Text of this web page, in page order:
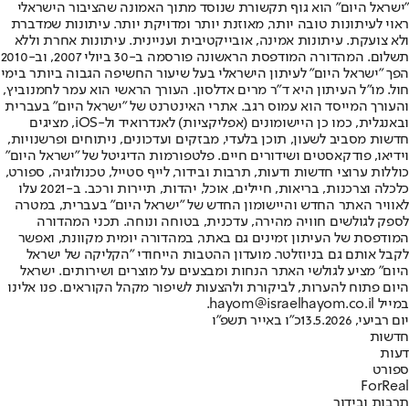
"ישראל היום" הוא גוף תקשורת שנוסד מתוך האמונה שהציבור הישראלי
ראוי לעיתונות טובה יותר, מאוזנת יותר ומדויקת יותר. עיתונות שמדברת
ולא צועקת. עיתונות אמינה, אובייקטיבית ועניינית. עיתונות אחרת וללא
תשלום. המהדורה המודפסת הראשונה פורסמה ב-30 ביולי 2007, וב-2010
הפך "ישראל היום" לעיתון הישראלי בעל שיעור החשיפה הגבוה ביותר בימי
חול. מו"ל העיתון היא ד"ר מרים אדלסון. העורך הראשי הוא עמר לחמנוביץ,
והעורך המייסד הוא עמוס רגב. אתרי האינטרנט של "ישראל היום" בעברית
ובאנגלית, כמו כן היישומונים (אפליקציות) לאנדרואיד ול-iOS, מציגים
חדשות מסביב לשעון, תוכן בלעדי, מבזקים ועדכונים, ניתוחים ופרשנויות,
וידיאו, פודקאסטים ושידורים חיים. פלטפורמות הדיגיטל של "ישראל היום"
כוללות ערוצי חדשות ודעות, תרבות ובידור, לייף סטייל, טכנולוגיה, ספורט,
כלכלה וצרכנות, בריאות, חיילים, אוכל, יהדות, תיירות ורכב. ב-2021 עלו
לאוויר האתר החדש והיישומון החדש של "ישראל היום" בעברית, במטרה
לספק לגולשים חוויה מהירה, עדכנית, בטוחה ונוחה. תכני המהדורה
המודפסת של העיתון זמינים גם באתר, במהדורה יומית מקוונת, ואפשר
לקבל אותם גם בניוזלטר. מועדון ההטבות הייחודי "הקליקה של ישראל
היום" מציע לגולשי האתר הנחות ומבצעים על מוצרים ושירותים. ישראל
היום פתוח להערות, לביקורת ולהצעות לשיפור מקהל הקוראים. פנו אלינו
במייל hayom@israelhayom.co.il.
יום רביעי, 13.5.2026
כ"ו באייר תשפ"ו
חדשות
דעות
ספורט
ForReal